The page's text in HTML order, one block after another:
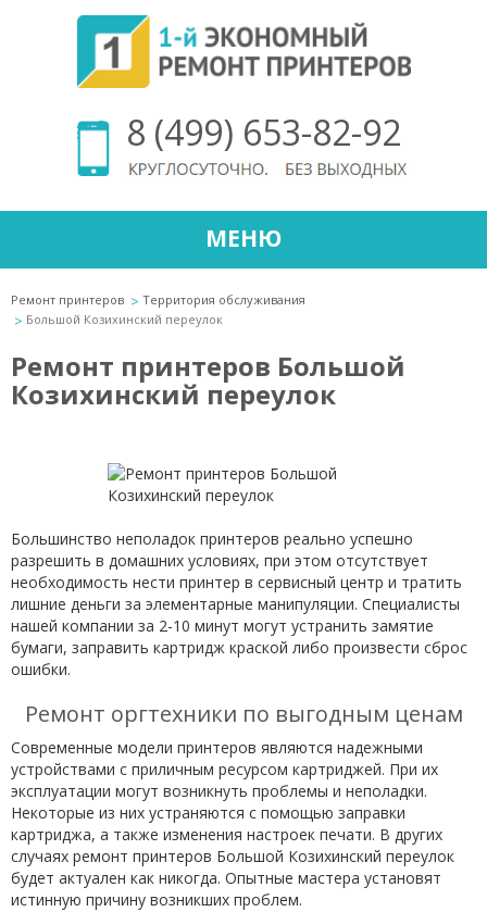
8 (499) 653-82-92
МЕНЮ
Ремонт принтеров
Территория обслуживания
Большой Козихинский переулок
Ремонт принтеров Большой
Козихинский переулок
Большинство неполадок принтеров реально успешно
разрешить в домашних условиях, при этом отсутствует
необходимость нести принтер в сервисный центр и тратить
лишние деньги за элементарные манипуляции. Специалисты
нашей компании за 2-10 минут могут устранить замятие
бумаги, заправить картридж краской либо произвести сброс
ошибки.
Ремонт оргтехники по выгодным ценам
Современные модели принтеров являются надежными
устройствами с приличным ресурсом картриджей. При их
эксплуатации могут возникнуть проблемы и неполадки.
Некоторые из них устраняются с помощью заправки
картриджа, а также изменения настроек печати. В других
случаях ремонт принтеров Большой Козихинский переулок
будет актуален как никогда. Опытные мастера установят
истинную причину возникших проблем.